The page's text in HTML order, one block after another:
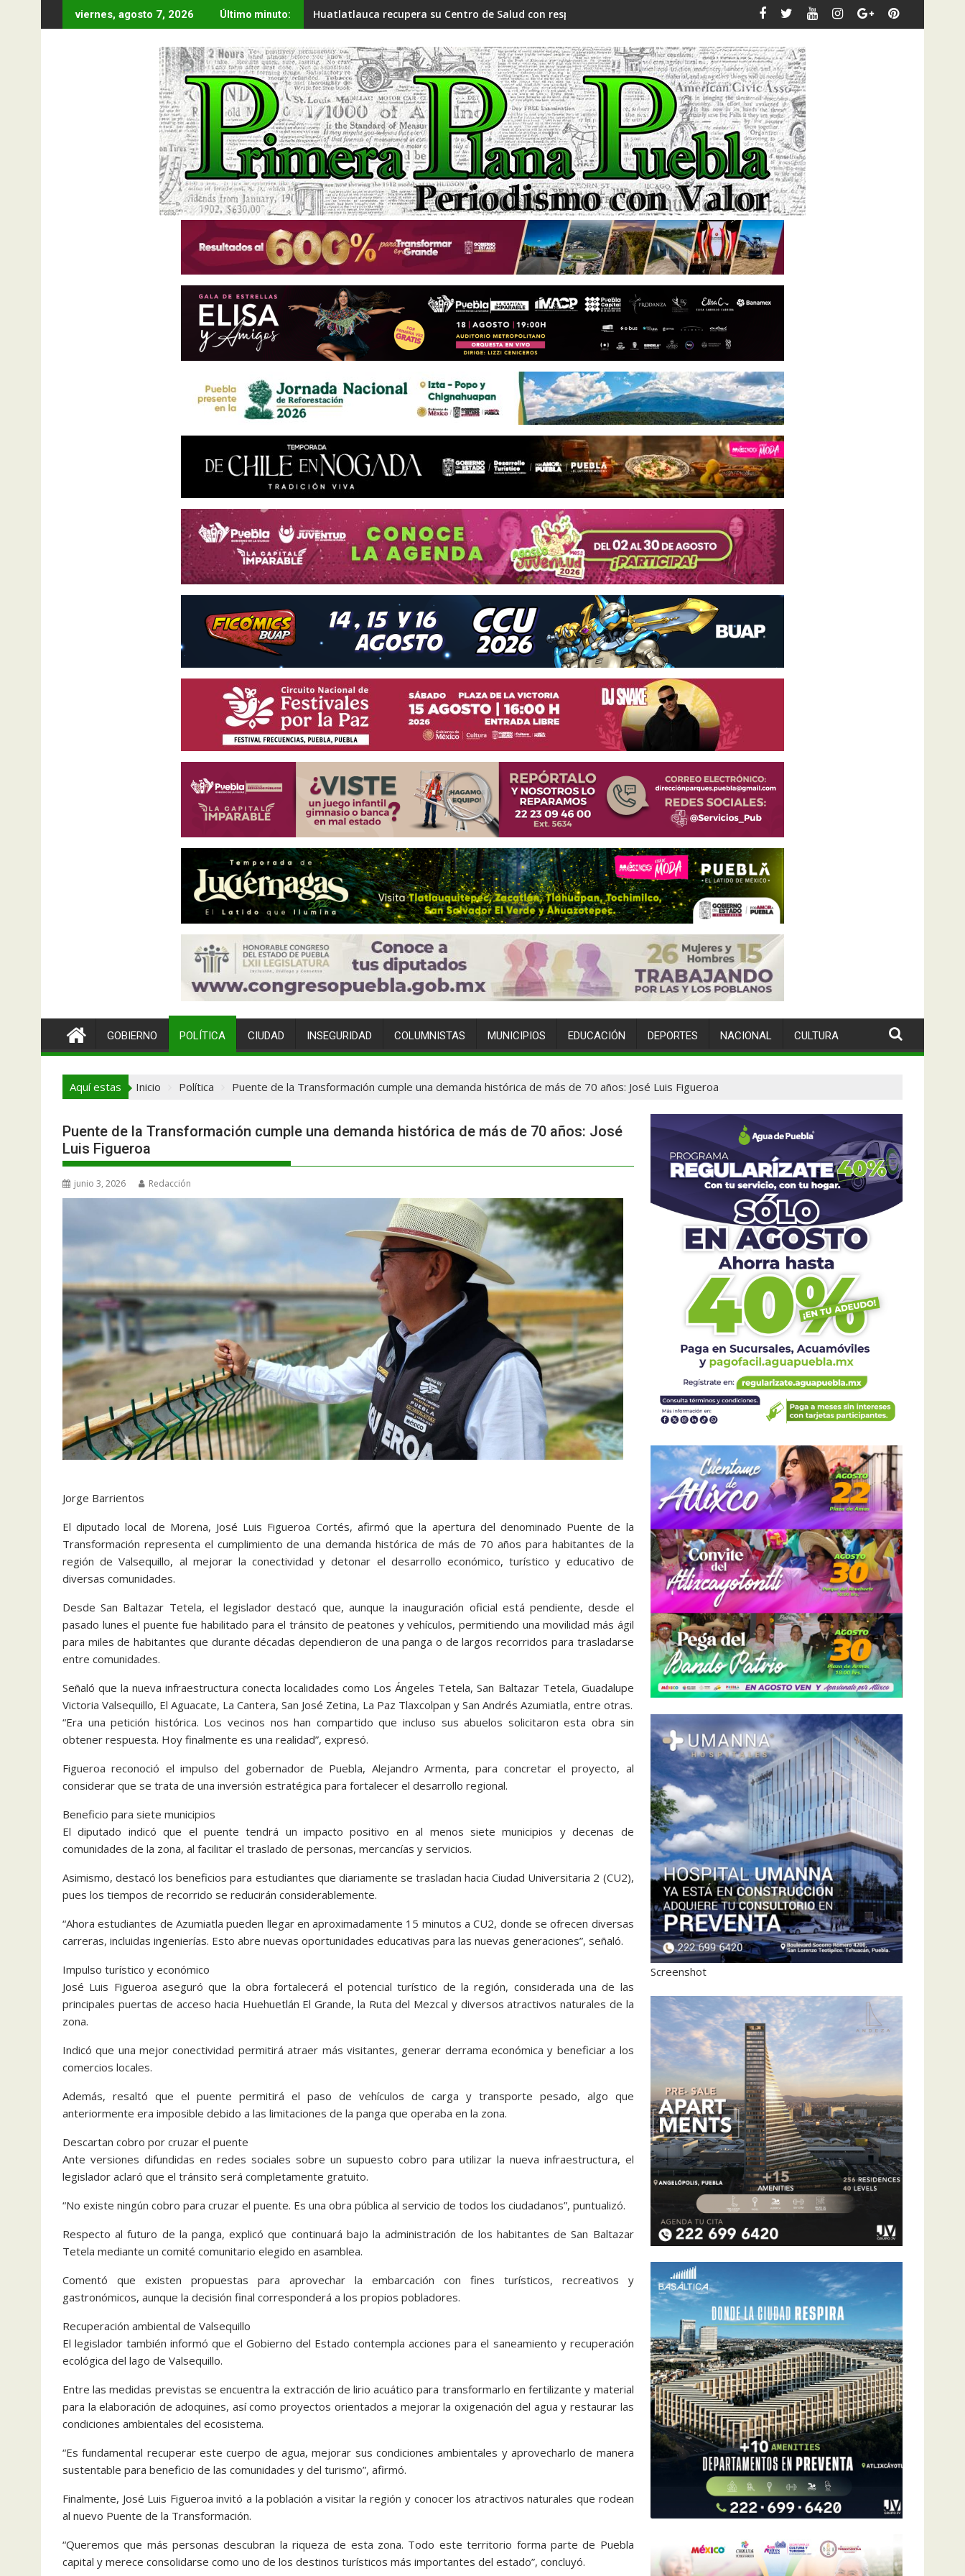
al
viernes, agosto 7, 2026 Último minuto: Huatlatlauca recupera su Centro de Salud con respaldo del Gobierno Estatal
GOBIERNO POLÍTICA CIUDAD INSEGURIDAD COLUMNISTAS MUNICIPIOS EDUCACIÓN DEPORTES NACIONAL CULTURA
Aquí estas Inicio Política Puente de la Transformación cumple una demanda histórica de más de 70 años: José Luis Figueroa
Puente de la Transformación cumple una demanda histórica de más de 70 años: José
Luis Figueroa
junio 3, 2026 Redacción
Jorge Barrientos
El diputado local de Morena, José Luis Figueroa Cortés, afirmó que la apertura del denominado Puente de la
Transformación representa el cumplimiento de una demanda histórica de más de 70 años para habitantes de la
región de Valsequillo, al mejorar la conectividad y detonar el desarrollo económico, turístico y educativo de
diversas comunidades.
Desde San Baltazar Tetela, el legislador destacó que, aunque la inauguración oficial está pendiente, desde el
pasado lunes el puente fue habilitado para el tránsito de peatones y vehículos, permitiendo una movilidad más ágil
para miles de habitantes que durante décadas dependieron de una panga o de largos recorridos para trasladarse
entre comunidades.
Señaló que la nueva infraestructura conecta localidades como Los Ángeles Tetela, San Baltazar Tetela, Guadalupe
Victoria Valsequillo, El Aguacate, La Cantera, San José Zetina, La Paz Tlaxcolpan y San Andrés Azumiatla, entre otras.
“Era una petición histórica. Los vecinos nos han compartido que incluso sus abuelos solicitaron esta obra sin
obtener respuesta. Hoy finalmente es una realidad”, expresó.
Figueroa reconoció el impulso del gobernador de Puebla, Alejandro Armenta, para concretar el proyecto, al
considerar que se trata de una inversión estratégica para fortalecer el desarrollo regional.
Beneficio para siete municipios
El diputado indicó que el puente tendrá un impacto positivo en al menos siete municipios y decenas de
comunidades de la zona, al facilitar el traslado de personas, mercancías y servicios.
Asimismo, destacó los beneficios para estudiantes que diariamente se trasladan hacia Ciudad Universitaria 2 (CU2),
pues los tiempos de recorrido se reducirán considerablemente.
“Ahora estudiantes de Azumiatla pueden llegar en aproximadamente 15 minutos a CU2, donde se ofrecen diversas
carreras, incluidas ingenierías. Esto abre nuevas oportunidades educativas para las nuevas generaciones”, señaló.
Impulso turístico y económico
José Luis Figueroa aseguró que la obra fortalecerá el potencial turístico de la región, considerada una de las
principales puertas de acceso hacia Huehuetlán El Grande, la Ruta del Mezcal y diversos atractivos naturales de la
zona.
Indicó que una mejor conectividad permitirá atraer más visitantes, generar derrama económica y beneficiar a los
comercios locales.
Además, resaltó que el puente permitirá el paso de vehículos de carga y transporte pesado, algo que
anteriormente era imposible debido a las limitaciones de la panga que operaba en la zona.
Descartan cobro por cruzar el puente
Ante versiones difundidas en redes sociales sobre un supuesto cobro para utilizar la nueva infraestructura, el
legislador aclaró que el tránsito será completamente gratuito.
“No existe ningún cobro para cruzar el puente. Es una obra pública al servicio de todos los ciudadanos”, puntualizó.
Respecto al futuro de la panga, explicó que continuará bajo la administración de los habitantes de San Baltazar
Tetela mediante un comité comunitario elegido en asamblea.
Comentó que existen propuestas para aprovechar la embarcación con fines turísticos, recreativos y
gastronómicos, aunque la decisión final corresponderá a los propios pobladores.
Recuperación ambiental de Valsequillo
El legislador también informó que el Gobierno del Estado contempla acciones para el saneamiento y recuperación
ecológica del lago de Valsequillo.
Entre las medidas previstas se encuentra la extracción de lirio acuático para transformarlo en fertilizante y material
para la elaboración de adoquines, así como proyectos orientados a mejorar la oxigenación del agua y restaurar las
condiciones ambientales del ecosistema.
“Es fundamental recuperar este cuerpo de agua, mejorar sus condiciones ambientales y aprovecharlo de manera
sustentable para beneficio de las comunidades y del turismo”, afirmó.
Finalmente, José Luis Figueroa invitó a la población a visitar la región y conocer los atractivos naturales que rodean
al nuevo Puente de la Transformación.
“Queremos que más personas descubran la riqueza de esta zona. Todo este territorio forma parte de Puebla
capital y merece consolidarse como uno de los destinos turísticos más importantes del estado”, concluyó.
Screenshot